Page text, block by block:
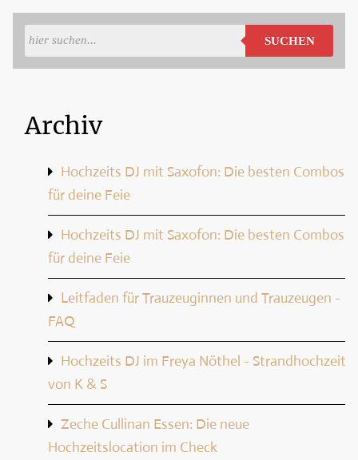
PINTERESTVERSENDEN
SUCHEN
Archiv
Hochzeits DJ mit Saxofon: Die besten Combos
für deine Feie
Hochzeits DJ mit Saxofon: Die besten Combos
für deine Feie
Leitfaden für Trauzeuginnen und Trauzeugen -
FAQ
Hochzeits DJ im Freya Nöthel - Strandhochzeit
von K & S
Zeche Cullinan Essen: Die neue
Hochzeitslocation im Check